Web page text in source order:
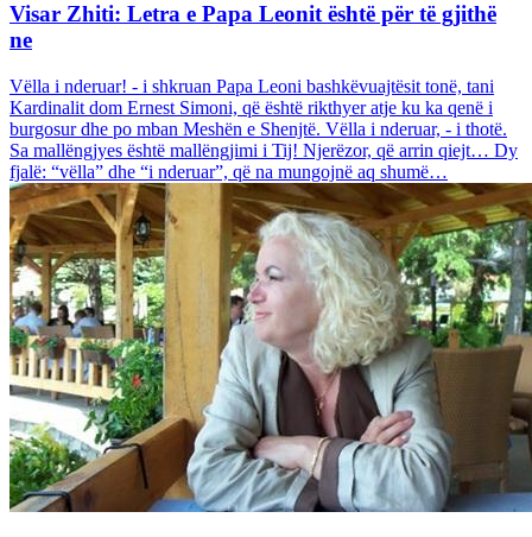
Visar Zhiti: Letra e Papa Leonit është për të gjithë
ne
Vëlla i nderuar! - i shkruan Papa Leoni bashkëvuajtësit tonë, tani
Kardinalit dom Ernest Simoni, që është rikthyer atje ku ka qenë i
burgosur dhe po mban Meshën e Shenjtë. Vëlla i nderuar, - i thotë.
Sa mallëngjyes është mallëngjimi i Tij! Njerëzor, që arrin qiejt… Dy
fjalë: “vëlla” dhe “i nderuar”, që na mungojnë aq shumë…